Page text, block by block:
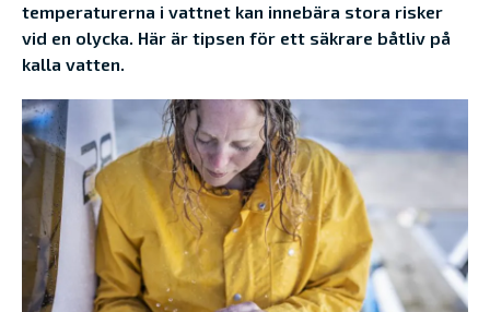
temperaturerna i vattnet kan innebära stora risker
vid en olycka. Här är tipsen för ett säkrare båtliv på
kalla vatten.